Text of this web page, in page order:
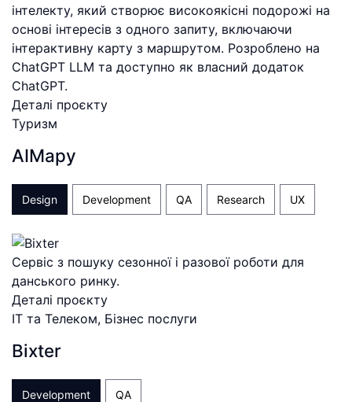
інтелекту, який створює високоякісні подорожі на
основі інтересів з одного запиту, включаючи
інтерактивну карту з маршрутом. Розроблено на
ChatGPT LLM та доступно як власний додаток
ChatGPT.
Деталі проєкту
Туризм
AIMapy
Design Development QA Research UX
Сервіс з пошуку сезонної і разової роботи для
данського ринку.
Деталі проєкту
ІТ та Телеком, Бізнес послуги
Bixter
Development QA